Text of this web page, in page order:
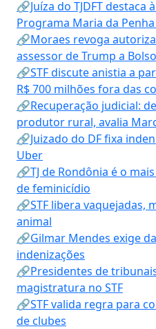
🔗Juíza do TJDFT destaca
Programa Maria da Penha
🔗Moraes revoga
assessor de Trump a
🔗STF discute anistia a
R$ 700 milhões fora das
🔗Recuperação judicial:
produtor rural, avalia
🔗Juizado do DF fixa
Uber
🔗TJ de Rondônia é o
de feminicídio
🔗STF libera vaquejadas,
animal
🔗Gilmar Mendes exige
indenizações
🔗Presidentes de
magistratura no STF
🔗STF valida regra para
de clubes